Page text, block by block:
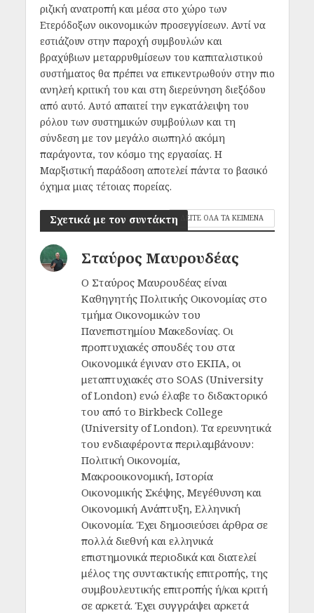
ριζική ανατροπή και μέσα στο χώρο των
Ετερόδοξων οικονομικών προσεγγίσεων. Αντί να
εστιάζουν στην παροχή συμβουλών και
βραχύβιων μεταρρυθμίσεων του καπιταλιστικού
συστήματος θα πρέπει να επικεντρωθούν στην πιο
ανηλεή κριτική του και στη διερεύνηση διεξόδου
από αυτό. Αυτό απαιτεί την εγκατάλειψη του
ρόλου των συστημικών συμβούλων και τη
σύνδεση με τον μεγάλο σιωπηλό ακόμη
παράγοντα, τον κόσμο της εργασίας. Η
Μαρξιστική παράδοση αποτελεί πάντα το βασικό
όχημα μιας τέτοιας πορείας.
Σχετικά με τον συντάκτη ΔΕΙΤΕ ΟΛΑ ΤΑ ΚΕΙΜΕΝΑ
Σταύρος Μαυρουδέας
Ο Σταύρος Μαυρουδέας είναι
Καθηγητής Πολιτικής Οικονομίας στο
τμήμα Οικονομικών του
Πανεπιστημίου Μακεδονίας. Οι
προπτυχιακές σπουδές του στα
Οικονομικά έγιναν στο ΕΚΠΑ, οι
μεταπτυχιακές στο SOAS (University
of London) ενώ έλαβε το διδακτορικό
του από το Birkbeck College
(University of London). Τα ερευνητικά
του ενδιαφέροντα περιλαμβάνουν:
Πολιτική Οικονομία,
Μακροοικονομική, Ιστορία
Οικονομικής Σκέψης, Μεγέθυνση και
Οικονομική Ανάπτυξη, Ελληνική
Οικονομία. Έχει δημοσιεύσει άρθρα σε
πολλά διεθνή και ελληνικά
επιστημονικά περιοδικά και διατελεί
μέλος της συντακτικής επιτροπής, της
συμβουλευτικής επιτροπής ή/και κριτή
σε αρκετά. Έχει συγγράψει αρκετά